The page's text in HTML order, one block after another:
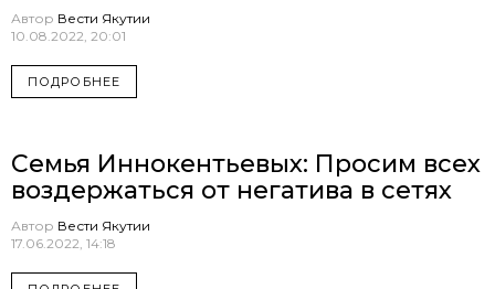
Автор Вести Якутии
10.08.2022, 20:01
ПОДРОБНЕЕ
Семья Иннокентьевых: Просим всех
воздержаться от негатива в сетях
Автор Вести Якутии
17.06.2022, 14:18